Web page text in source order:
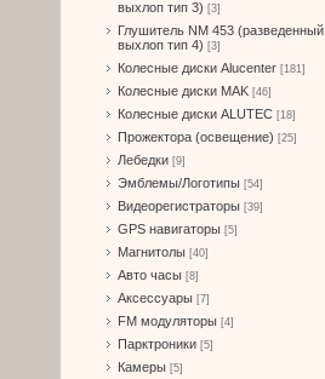
выхлоп тип 3) [3]
Глушитель NM 453 (разведенный
выхлоп тип 4) [3]
Колесные диски Alucenter [181]
Колесные диски MAK [46]
Колесные диски ALUTEC [18]
Прожектора (освещение) [25]
Лебедки [9]
Эмблемы/Логотипы [54]
Видеорегистраторы [39]
GPS навигаторы [5]
Магнитолы [40]
Авто часы [8]
Аксессуары [7]
FM модуляторы [4]
Парктроники [5]
Камеры [5]